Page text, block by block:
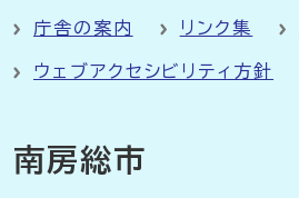
庁舎の案内 リンク集
ウェブアクセシビリティ方針
南房総市